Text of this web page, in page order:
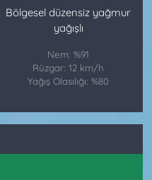
Bölgesel düzensiz yağmur
yağışlı
Nem: %91
Rüzgar: 12 km/h
Yağış Olasılığı: %80